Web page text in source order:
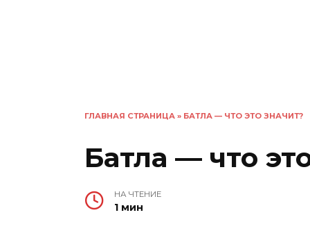
ГЛАВНАЯ СТРАНИЦА » БАТЛА — ЧТО ЭТО ЗНАЧИТ?
Батла — что
НА ЧТЕНИЕ
1 мин